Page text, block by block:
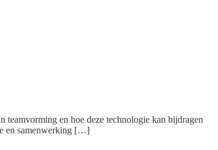
en hoe deze technologie kan bijdragen
en samenwerking […]